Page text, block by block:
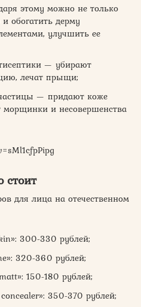
этому можно не только
обогатить дерму
улучшить ее
— убирают
лечат прыщи;
— придают коже
и несовершенства
стоит
для лица на отечественном
300-330 рублей;
320-360 рублей;
150-180 рублей;
350-370 рублей;